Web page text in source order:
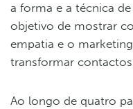
a forma e a técnica
objetivo de mostrar
empatia e o
transformar
Ao longo de quatro